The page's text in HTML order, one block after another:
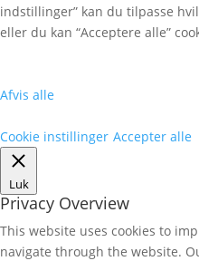
indstillinger” kan du tilpasse
eller du kan “Acceptere alle”
Afvis alle
Cookie instillinger Accepter alle
Luk
Privacy Overview
This website uses cookies to
navigate through the website.